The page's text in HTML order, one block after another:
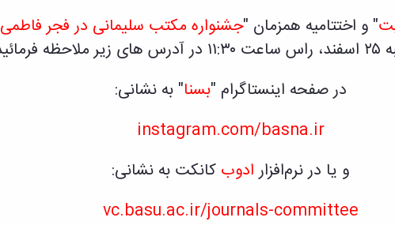
" و اختتامیه همزمان "جشنواره مکتب سلیمانی در فجر فاطمی
در صفحه اینستاگرام "بسنا" به نشانی:
instagram.com/basna.ir
و یا در نرم‌افزارادوب کانکت به نشانی:
vc.basu.ac.ir/journals-committee